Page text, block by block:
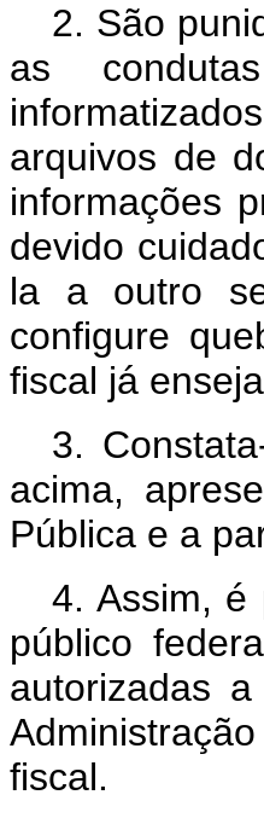
2. São
as
arquivos de
informações
devido
la a outro
configure
fiscal já
3.
acima,
Pública e a
4. Assim, é
público
autorizadas
fiscal.